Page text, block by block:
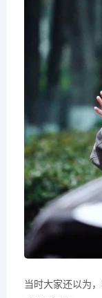
当时大家还以为